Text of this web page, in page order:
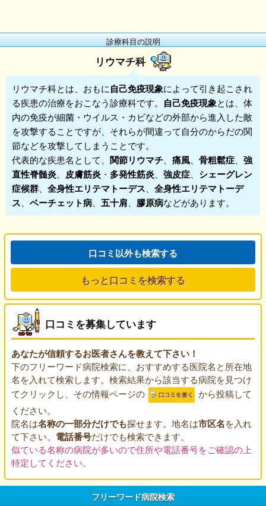
診療科目の説明
リウマチ科
リウマチ科とは、おもに自己免疫現象によって引き起こされ
る疾患の治療をおこなう診療科です。 自己免疫現象とは、体
内の免疫が細菌・ウイルス・カビなどの外部から進入した敵
を攻撃することですが、それらが間違って自分のからだの関
節などを攻撃してしまうことです。
代表的な疾患名として、 関節リウマチ 痛風 骨粗鬆症
強
直性脊髄炎
皮膚筋炎 ・ 多発性筋炎 強皮症
シェーグレン
症候群
全身性エリテマトーデス
全身性エリテマトーデ
ス
ベーチェット病 五十肩 膠原病などがあります。
口コミ以外も検索する
もっと口コミを検索する
口コミを募集しています
あなたが信頼するお医者さんを教えて下さい！
下のフリーワード病院検索に、おすすめする医院名と所在地
名を入れて検索します。検索結果から該当する病院を見つけ
てクリックし、その情報ページの
から投稿して
ください。
院名は名称の一部分だけでも探せます。地名は市区名を入れ
て下さい。 電話番号だけでも検索できます。
似ている名称の病院が多いので住所や電話番号をご確認の上
特定してください。
フリーワード病院検索